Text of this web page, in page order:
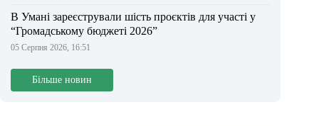
В Умані зареєстрували шість проєктів для участі у
“Громадському бюджеті 2026”
05 Серпня 2026, 16:51
Більше новин